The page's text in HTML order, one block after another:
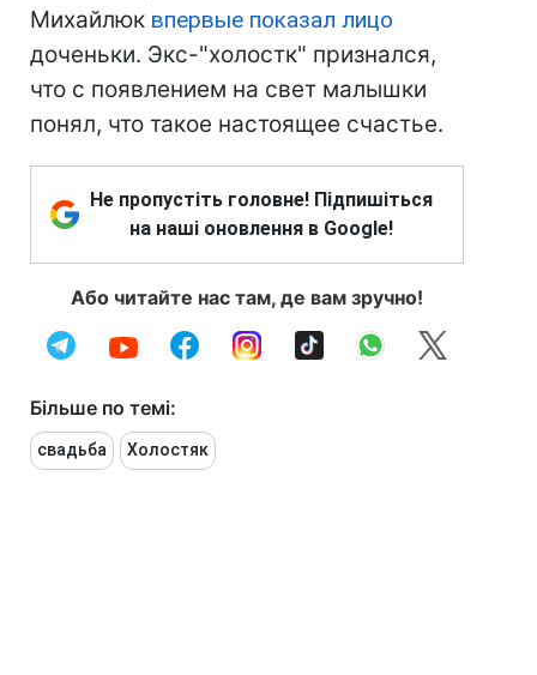
Михайлюк впервые показал лицо
доченьки. Экс-"холостк" признался,
что с появлением на свет малышки
понял, что такое настоящее счастье.
Не пропустіть головне! Підпишіться
на наші оновлення в Google!
Або читайте нас там, де вам зручно!
Більше по темі:
свадьба Холостяк